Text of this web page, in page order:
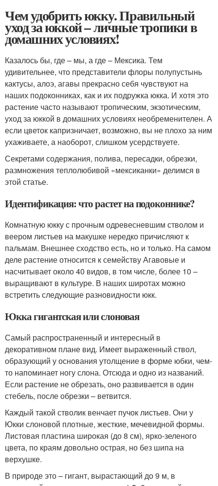
Чем удобрить юкку. Правильный
уход за юккой – личные тропики в
домашних условиях!
Казалось бы, где – мы, а где – Мексика. Тем
удивительнее, что представители флоры полупустынь
кактусы, алоэ, агавы прекрасно себя чувствуют на
наших подоконниках, как и их подружка юкка. И хотя это
растение часто называют тропическим, экзотическим,
уход за юккой в домашних условиях необременителен. А
если цветок капризничает, возможно, вы не плохо за ним
ухаживаете, а наоборот, слишком усердствуете.
Секретами содержания, полива, пересадки, обрезки,
размножения теплолюбивой «мексиканки» делимся в
этой статье.
Идентификация: что растет на подоконнике?
Комнатную юкку с прочным одревесневшим стволом и
веером листьев на макушке нередко причисляют к
пальмам. Внешнее сходство есть, но и только. На самом
деле растение относится к семейству Агавовые и
насчитывает около 40 видов, в том числе, более 10 –
выращивают в культуре. В наших широтах можно
встретить следующие разновидности юкк.
Юкка гигантская или слоновая
Самый распространенный и интересный в
декоративном плане вид. Имеет выраженный ствол,
образующий у основания утолщение в форме юбки, чем-
то напоминает ногу слона. Отсюда и одно из названий.
Если растение не обрезать, оно развивается в один
стебель, после обрезки – ветвится.
Каждый такой стволик венчает пучок листьев. Они у
Юкки слоновой плотные, жесткие, мечевидной формы.
Листовая пластина широкая (до 8 см), ярко-зеленого
цвета, по краям довольно острая, но без шипа на
верхушке.
В природе это – гигант, вырастающий до 9 м, в